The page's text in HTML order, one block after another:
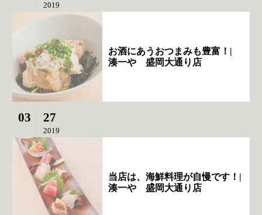
2019
お酒にあうおつまみも豊富！|
湊一や 盛岡大通り店
03 27
2019
当店は、海鮮料理が自慢です！|
湊一や 盛岡大通り店